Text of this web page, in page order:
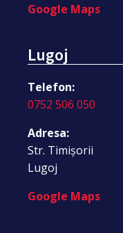
Google Maps
Lugoj
Telefon:
0752 506 050
Adresa:
Str. Timișorii
Lugoj
Google Maps